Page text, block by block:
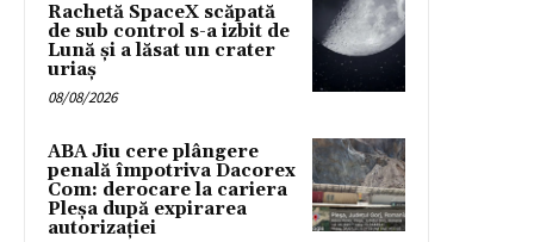
Rachetă SpaceX scăpată
de sub control s-a izbit de
Lună și a lăsat un crater
uriaș
08/08/2026
ABA Jiu cere plângere
penală împotriva Dacorex
Com: derocare la cariera
Pleșa după expirarea
autorizației